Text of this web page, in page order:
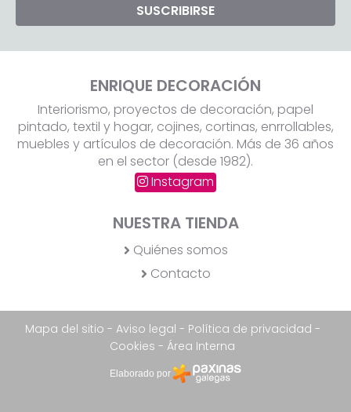
SUSCRIBIRSE
ENRIQUE DECORACIÓN
Interiorismo, proyectos de decoración, papel
pintado, textil y hogar, cojines, cortinas, enrrollables,
muebles y artículos de decoración. Más de 36 años
en el sector (desde 1982).
Instagram
NUESTRA TIENDA
Quiénes somos
Contacto
Mapa del sitio - Aviso legal - Política de privacidad -
Cookies - Área Interna
Elaborado por